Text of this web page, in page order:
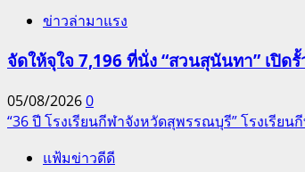
ข่าวล่ามาแรง
จัดให้จุใจ 7,196 ที่นั่ง “สวนสุนันทา” เปิ
05/08/20260
“36 ปี โรงเรียนกีฬาจังหวัดสุพรรณบุรี” โรงเรี
แฟ้มข่าวดีดี